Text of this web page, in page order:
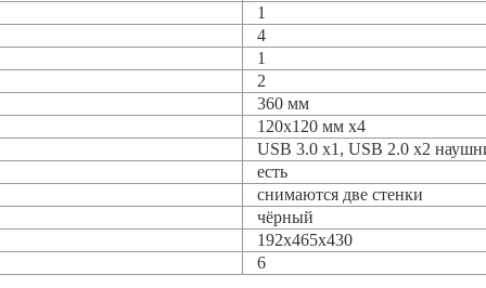
1
4
1
2
360 мм
120x120 мм x4
USB 3.0 x1, USB 2.0 x2
есть
снимаются две стенки
чёрный
192x465x430
6